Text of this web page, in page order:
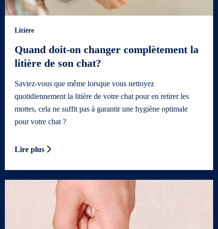
Litière
Quand doit-on changer complètement la
litière de son chat?
Saviez-vous que même lorsque vous nettoyez
quotidiennement la litière de votre chat pour en retirer les
mottes, cela ne suffit pas à garantir une hygiène optimale
pour votre chat ?
Lire plus